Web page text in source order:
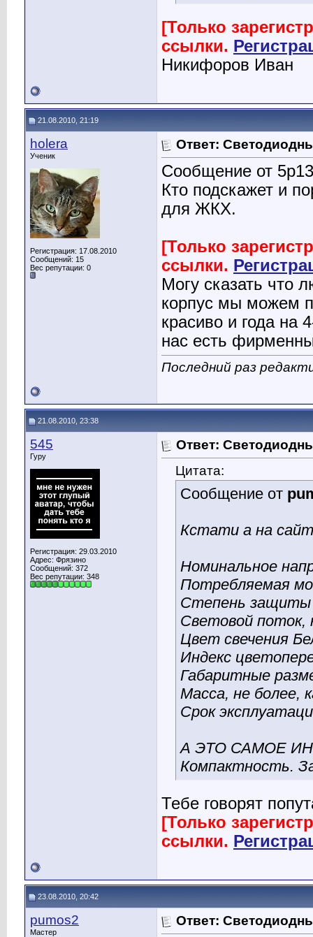
[Только
ссылки.
Никифоров Иван
21.08.2010, 21:19
holera
Ученик
Регистрация: 17.08.2010
Сообщений: 15
Вес репутации: 0
Ответ:
Сообщение от
Кто подскажет и
для ЖКХ.
[Только
ссылки.
Могу сказать что
корпус мы можем
красиво и года на
нас есть
Последний раз
21.08.2010, 23:38
545
Гуру
Регистрация: 29.03.2010
Адрес: Фрязино
Сообщений: 372
Вес репутации: 348
Ответ:
Цитата:
Сообщение от
Кстати а на
Номинальное
Потребляемая
Степень защиты
Световой поток,
Цвет свечения
Индекс
Габаритные
Масса, не более,
Срок
А ЭТО САМОЕ
Компактность.
Тебе говорят
[Только
ссылки.
23.08.2010, 20:42
pumos2
Мастер
Ответ: